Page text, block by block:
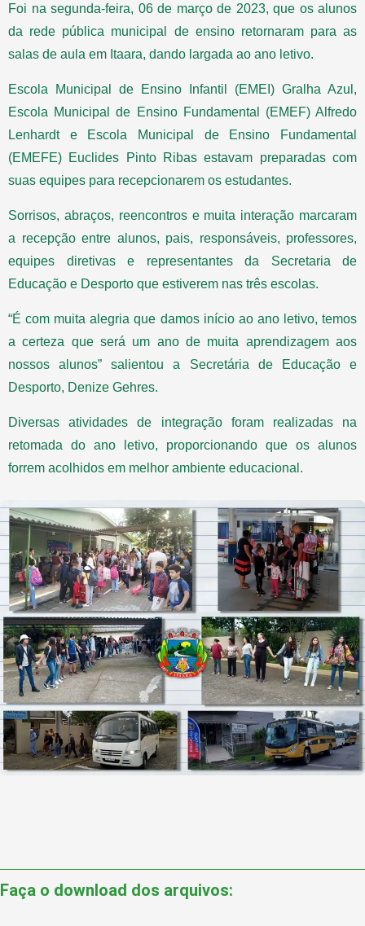
Foi na segunda-feira, 06 de março de 2023, que os alunos
da rede pública municipal de ensino retornaram para as
salas de aula em Itaara, dando largada ao ano letivo.
Escola Municipal de Ensino Infantil (EMEI) Gralha Azul,
Escola Municipal de Ensino Fundamental (EMEF) Alfredo
Lenhardt e Escola Municipal de Ensino Fundamental
(EMEFE) Euclides Pinto Ribas estavam preparadas com
suas equipes para recepcionarem os estudantes.
Sorrisos, abraços, reencontros e muita interação marcaram
a recepção entre alunos, pais, responsáveis, professores,
equipes diretivas e representantes da Secretaria de
Educação e Desporto que estiverem nas três escolas.
“É com muita alegria que damos início ao ano letivo, temos
a certeza que será um ano de muita aprendizagem aos
nossos alunos” salientou a Secretária de Educação e
Desporto, Denize Gehres.
Diversas atividades de integração foram realizadas na
retomada do ano letivo, proporcionando que os alunos
forrem acolhidos em melhor ambiente educacional.
Faça o download dos arquivos: